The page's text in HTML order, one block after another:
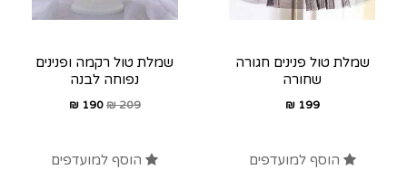
שמלת טול פנינים חגורה
שחורה
199
₪
הוסף למועדפים
שמלת טול רקמה ופנינים
נפוחה לבנה
209
₪
190
₪
הוסף למועדפים